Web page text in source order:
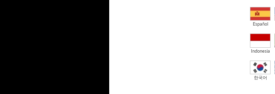
Español
Indonesia
한국어